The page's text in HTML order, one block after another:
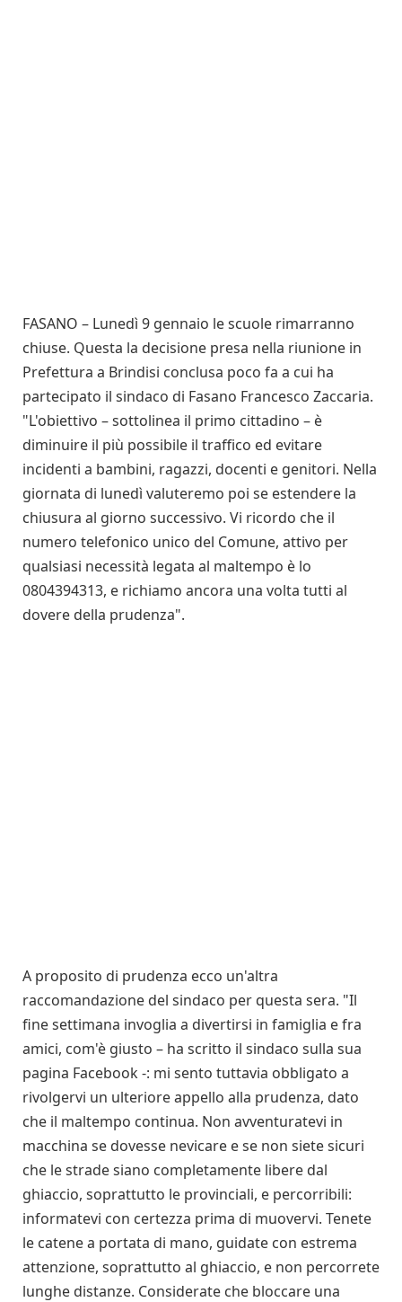
FASANO – Lunedì 9 gennaio le scuole rimarranno
chiuse. Questa la decisione presa nella riunione in
Prefettura a Brindisi conclusa poco fa a cui ha
partecipato il sindaco di Fasano Francesco Zaccaria.
"L'obiettivo – sottolinea il primo cittadino – è
diminuire il più possibile il traffico ed evitare
incidenti a bambini, ragazzi, docenti e genitori. Nella
giornata di lunedì valuteremo poi se estendere la
chiusura al giorno successivo. Vi ricordo che il
numero telefonico unico del Comune, attivo per
qualsiasi necessità legata al maltempo è lo
0804394313, e richiamo ancora una volta tutti al
dovere della prudenza".
A proposito di prudenza ecco un'altra
raccomandazione del sindaco per questa sera. "Il
fine settimana invoglia a divertirsi in famiglia e fra
amici, com'è giusto – ha scritto il sindaco sulla sua
pagina Facebook -: mi sento tuttavia obbligato a
rivolgervi un ulteriore appello alla prudenza, dato
che il maltempo continua. Non avventuratevi in
macchina se dovesse nevicare e se non siete sicuri
che le strade siano completamente libere dal
ghiaccio, soprattutto le provinciali, e percorribili:
informatevi con certezza prima di muovervi. Tenete
le catene a portata di mano, guidate con estrema
attenzione, soprattutto al ghiaccio, e non percorrete
lunghe distanze. Considerate che bloccare una